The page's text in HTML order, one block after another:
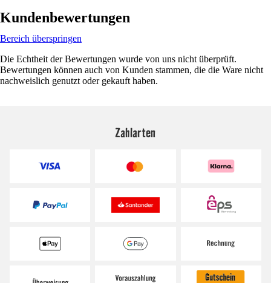
Kundenbewertungen
Bereich überspringen
Die Echtheit der Bewertungen wurde von uns nicht überprüft.
Bewertungen können auch von Kunden stammen, die die Ware nicht
nachweislich genutzt oder gekauft haben.
Zahlarten